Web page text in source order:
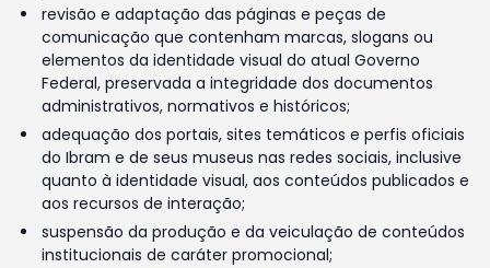
revisão e adaptação das páginas e peças de
comunicação que contenham marcas, slogans ou
elementos da identidade visual do atual Governo
Federal, preservada a integridade dos documentos
administrativos, normativos e históricos;
adequação dos portais, sites temáticos e perfis oficiais
do Ibram e de seus museus nas redes sociais, inclusive
quanto à identidade visual, aos conteúdos publicados e
aos recursos de interação;
suspensão da produção e da veiculação de conteúdos
institucionais de caráter promocional;